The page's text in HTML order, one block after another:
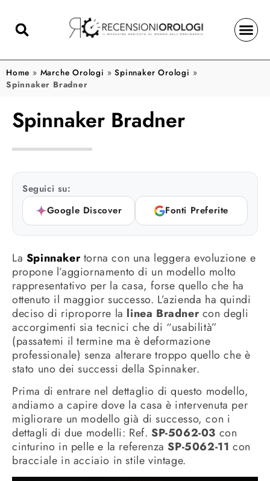
Home » Marche Orologi »Spinnaker Orologi »
Spinnaker Bradner
Spinnaker Bradner
Seguici su:
Google Discover
Fonti Preferite
La Spinnakertorna con una leggera evoluzione e
propone l’aggiornamento di un modello molto
rappresentativo per la casa, forse quello che ha
ottenuto il maggior successo. L’azienda ha quindi
deciso di riproporre la linea Bradnercon degli
accorgimenti sia tecnici che di “usabilità”
(passatemi il termine ma è deformazione
professionale) senza alterare troppo quello che è
stato uno dei successi della Spinnaker.
Prima di entrare nel dettaglio di questo modello,
andiamo a capire dove la casa è intervenuta per
migliorare un modello già di successo, con i
dettagli di due modelli: Ref.SP-5062-03 con
cinturino in pelle e la referenzaSP-5062-11 con
bracciale in acciaio in stile vintage.